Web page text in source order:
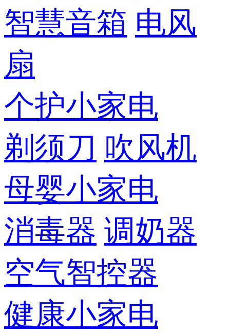
智慧音箱 电风
扇
个护小家电
剃须刀 吹风机
母婴小家电
消毒器 调奶器
空气智控器
健康小家电